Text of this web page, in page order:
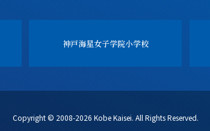
神戸海星女子学院小学校
Copyright © 2008-2026 Kobe Kaisei. All Rights Reserved.